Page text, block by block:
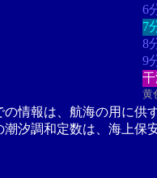
6
7
8
9
干
黄
の情報は、航海の用に供
潮汐調和定数は、海上保